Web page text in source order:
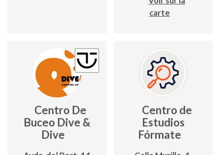
carte
Centro De
Buceo Dive &
Dive
Centro de
Estudios
Fórmate